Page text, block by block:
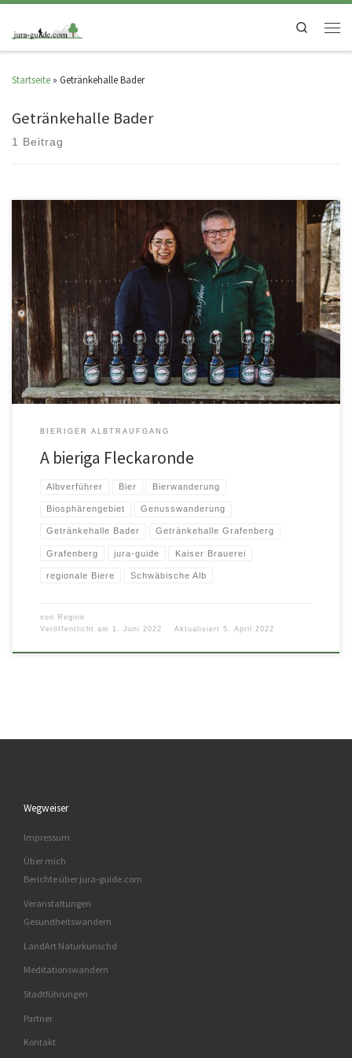
Search
Startseite » Getränkehalle Bader
Getränkehalle Bader
1 Beitrag
Eine Entschleunigungs-Feierabendwanderung der „leckeren“ Art. Alle
Wanderfreunde, die auch mal ein gutes Bier beim Wandern vertragen,
sollten diese Tour rund […]
BIERIGER ALBTRAUFGANG
A bieriga Fleckaronde
Albverführer Bier Bierwanderung
Biosphärengebiet Genusswanderung
Getränkehalle Bader Getränkehalle Grafenberg
Grafenberg jura-guide Kaiser Brauerei
regionale Biere Schwäbische Alb
von Regine
Veröffentlicht am
1. Juni 2022 Aktualisiert 5. April 2022
Wegweiser
Impressum
Über mich
Berichte über jura-guide.com
Veranstaltungen
Gesundheitswandern
LandArt Naturkunschd
Meditationswandern
Stadtführungen
Partner
Kontakt